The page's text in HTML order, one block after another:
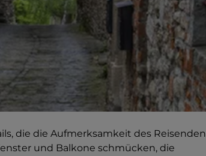
die die Aufmerksamkeit des Reisenden
und Balkone schmücken, die